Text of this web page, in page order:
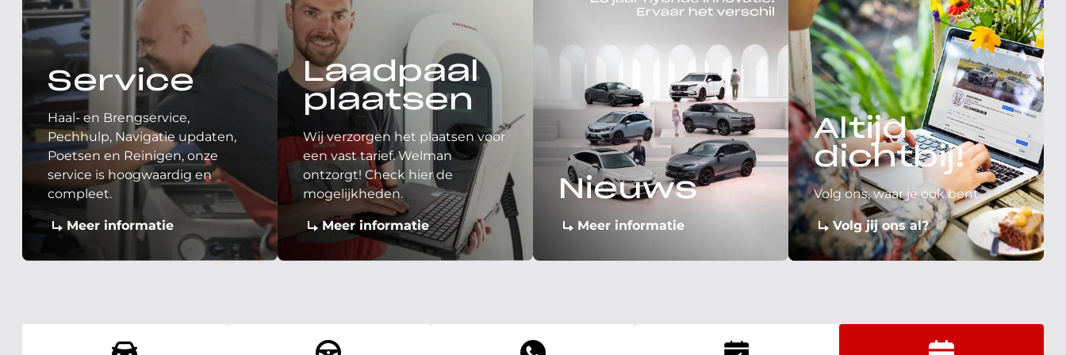
Service
Haal- en Brengservice,
Pechhulp, Navigatie updaten,
Poetsen en Reinigen, onze
service is hoogwaardig en
compleet.
Meer informatie
Laadpaal
plaatsen
Wij verzorgen het plaatsen voor
een vast tarief. Welman
ontzorgt! Check hier de
mogelijkheden.
Meer informatie
Nieuws
Meer informatie
Altijd
dichtbij!
Volg ons, waar je ook bent
Volg jij ons al?